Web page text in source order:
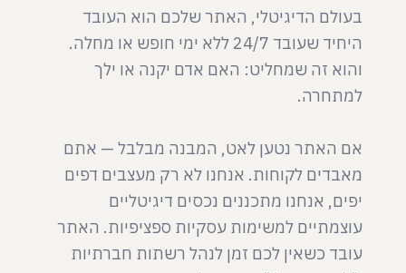
בעולם הדיגיטלי, האתר שלכם הוא העובד
היחיד שעובד 24/7 ללא ימי חופש או מחלה.
והוא זה שמחליט: האם אדם יקנה או ילך
אם האתר נטען לאט, המבנה מבלבל — אתם
מאבדים לקוחות. אנחנו לא רק מעצבים דפים
יפים, אנחנו מתכננים נכסים דיגיטליים
עוצמתיים למשימות עסקיות ספציפיות. האתר
עובד כשאין לכם זמן לנהל רשתות חברתיות